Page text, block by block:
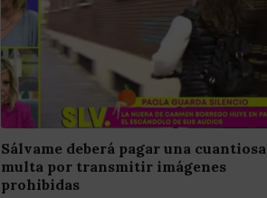
Sálvame deberá pagar una cuantiosa
multa por transmitir imágenes
prohibidas